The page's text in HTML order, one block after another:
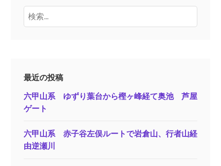
検
索:
最近の投稿
六甲山系 ゆずり葉台から樫ヶ峰経て奥池 芦屋
ゲート
六甲山系 赤子谷左俣ルートで岩倉山、行者山経
由逆瀬川